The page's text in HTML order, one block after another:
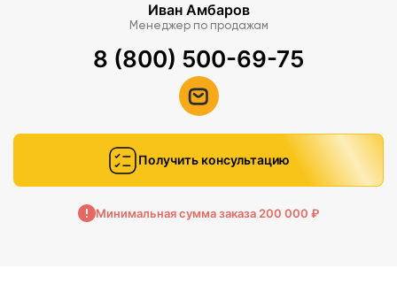
Иван Амбаров
Менеджер по продажам
8 (800) 500-69-75
Получить консультацию
Минимальная сумма заказа 200 000 ₽